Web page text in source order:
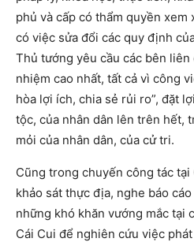
phủ và cấp có thẩm quyền
có việc sửa đổi các quy định
Thủ tướng yêu cầu các bên
nhiệm cao nhất, tất cả vì công
hòa lợi ích, chia sẻ rủi ro”, đặt
tộc, của nhân dân lên trên hết,
mỏi của nhân dân, của cử tri.
Cũng trong chuyến công tác
khảo sát thực địa, nghe báo
những khó khăn vướng mắc tại
Cái Cui để nghiên cứu việc